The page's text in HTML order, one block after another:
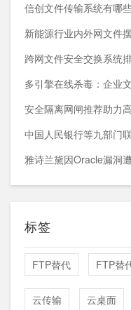
信创文件传输系统有哪
跨网文件安全交换系统
多引擎在线杀毒：企业
安全隔离网闸推荐助力
雅诗兰黛因Oracle漏洞
标签
FTP替代 FTP替
云传输 云桌面